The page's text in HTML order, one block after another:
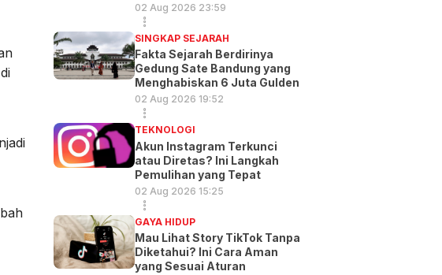
02 Aug 2026 23:59
SINGKAP SEJARAH
Fakta Sejarah Berdirinya
Gedung Sate Bandung yang
Menghabiskan 6 Juta Gulden
02 Aug 2026 19:52
TEKNOLOGI
Akun Instagram Terkunci
atau Diretas? Ini Langkah
Pemulihan yang Tepat
02 Aug 2026 15:25
GAYA HIDUP
Mau Lihat Story TikTok Tanpa
Diketahui? Ini Cara Aman
yang Sesuai Aturan